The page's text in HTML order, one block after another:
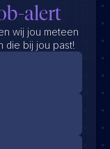
alert
wij jou meteen
die bij jou past!